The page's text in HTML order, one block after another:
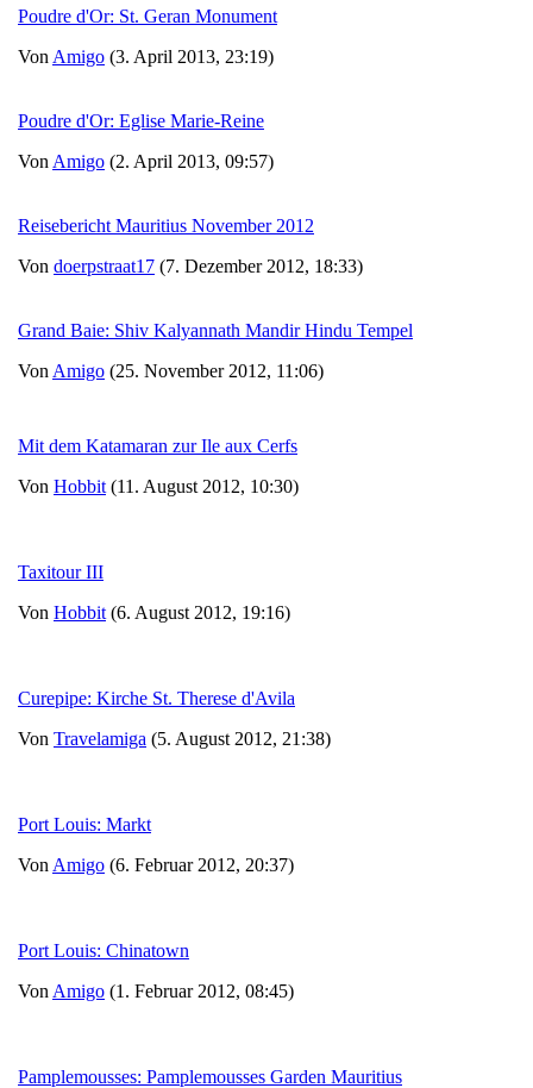
Poudre d'Or: St. Geran Monument
Von Amigo (3. April 2013, 23:19)
Poudre d'Or: Eglise Marie-Reine
Von Amigo (2. April 2013, 09:57)
Reisebericht Mauritius November 2012
Von doerpstraat17 (7. Dezember 2012, 18:33)
Grand Baie: Shiv Kalyannath Mandir Hindu Tempel
Von Amigo (25. November 2012, 11:06)
Mit dem Katamaran zur Ile aux Cerfs
Von Hobbit (11. August 2012, 10:30)
Taxitour III
Von Hobbit (6. August 2012, 19:16)
Curepipe: Kirche St. Therese d'Avila
Von Travelamiga (5. August 2012, 21:38)
Port Louis: Markt
Von Amigo (6. Februar 2012, 20:37)
Port Louis: Chinatown
Von Amigo (1. Februar 2012, 08:45)
Pamplemousses: Pamplemousses Garden Mauritius